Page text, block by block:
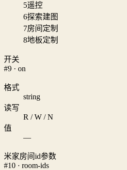
5遥控
6探索建图
7房间定制
8地板定制
开关
#9 · on
格式
string
读写
R / W / N
值
—
米家房间id参数
#10 · room-ids